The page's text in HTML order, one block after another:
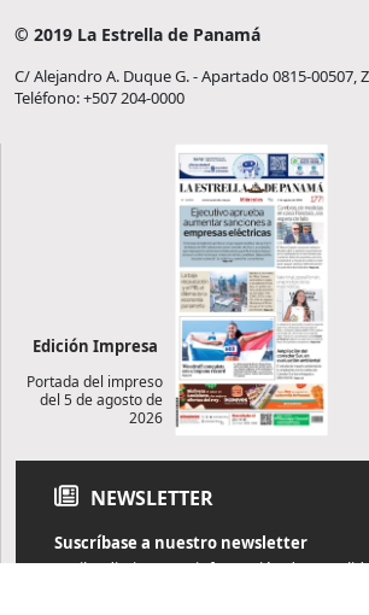
© 2019 La Estrella de Panamá
C/ Alejandro A. Duque G. - Apartado 0815-00507,
Teléfono: +507 204-0000
Edición Impresa
Portada del impreso
del 5 de agosto de
2026
NEWSLETTER
Suscríbase a nuestro newsletter
Reciba diariamente información de